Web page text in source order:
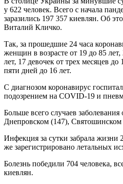
у 622 человек. Всего с начала
заразились 197 357 киевлян. Об
Виталий Кличко.
Так, за прошедшие 24 часа
женщин в возрасте от 19 до 85
лет, 17 девочек от трех месяцев до
пяти дней до 16 лет.
С диагнозом коронавирус
подозрением на COVID-19 и
Больше всего случаев
Днепровском (147),
Инфекция за сутки забрала жизни
же зарегистрировано летальных
Болезнь победили 704 человека,
киевлян.